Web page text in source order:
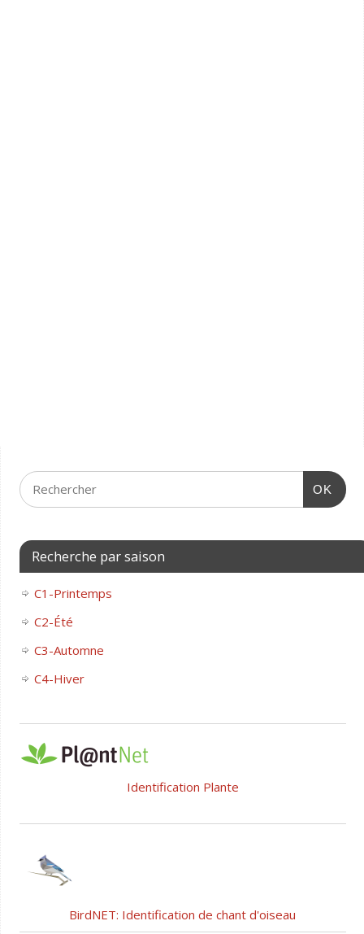
OK
Recherche par saison
C1-Printemps
C2-Été
C3-Automne
C4-Hiver
Identification Plante
BirdNET: Identification de chant d'oiseau